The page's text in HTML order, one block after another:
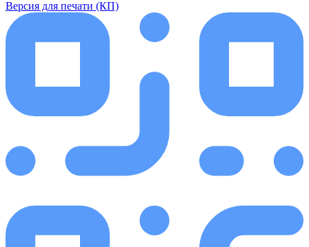
Версия для печати (КП)